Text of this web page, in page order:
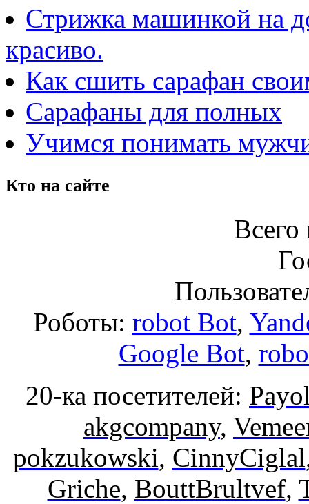
Стрижка машинкой на
красиво.
Как сшить сарафан
Сарафаны для полных
Учимся понимать
Кто на сайте
Всего
Роботы: robot Bot,
Google Bot,
20-ка посетителей:
akgcompany,
pokzukowski, CinnyCiglal
Griche, BouttBrultvef,